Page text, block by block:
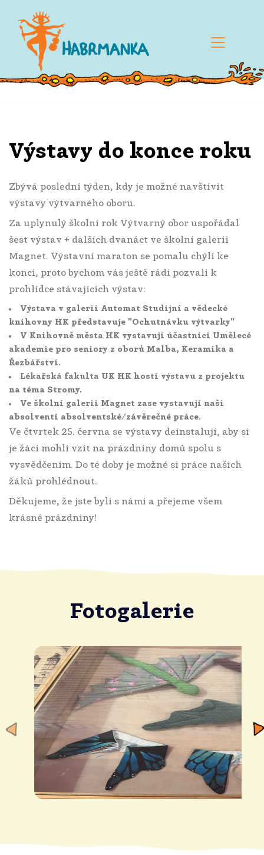
Výstavy do konce roku
Zbývá poslední týden, kdy je možné navštívit
výstavy výtvarného oboru.
Za uplynulý školní rok Výtvarný obor uspořádal
šest výstav + dalších dvanáct ve školní galerii
Magnet. Výstavní maraton se pomalu chýlí ke
konci, proto bychom vás ještě rádi pozvali k
prohlídce stávajících výstav:
Výstava v galerii Automat Studijní a vědecké
knihovny HK představuje "Ochutnávku výtvarky"
V Knihovně města HK vystavují účastníci Umělecé
akademie pro seniory z oborů Malba, Keramika a
Řezbářství.
Lékařská fakulta UK HK hostí výstavu z projektu
na téma Stromy.
Ve školní galerii Magnet zase vystavují naši
absolventi absolventské/závěrečné práce.
Ve čtvrtek 25. června se výstavy deinstalují, aby si
je žáci mohli vzít na prázdniny domů spolu s
vysvědčením. Do té doby je možné si práce našich
žáků prohlédnout.
Děkujeme, že jste byli s námi a přejeme všem
krásné prázdniny!
Fotogalerie